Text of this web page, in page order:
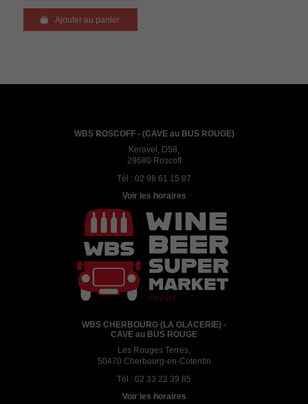
Ajouter au panier
WBS ROSCOFF - (CAVE au BUS ROUGE)
Keravel, D58,
29680 Roscoff
Tél : 02 98 61 15 87
Voir les horaires
WBS CHERBOURG (LA GLACERIE) -
CAVE au BUS ROUGE
Les Rouges Terres,
50470 Cherbourg-en-Cotentin
Tél : 02 33 22 39 85
Voir les horaires